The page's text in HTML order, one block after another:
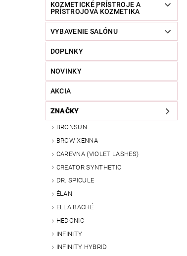
KOZMETICKÉ PRÍSTROJE A
PRÍSTROJOVÁ KOZMETIKA
VYBAVENIE SALÓNU
DOPLNKY
NOVINKY
AKCIA
ZNAČKY
BRONSUN
BROW XENNA
CAREVNA (VIOLET LASHES)
CREATOR SYNTHETIC
DR. SPICULE
ÉLAN
ELLA BACHÉ
HEDONIC
INFINITY
INFINITY HYBRID